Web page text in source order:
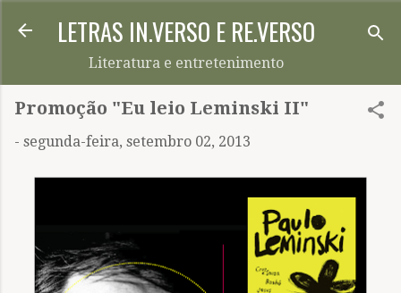
Pular para o conteúdo principal
LETRAS IN.VERSO E RE.VERSO
Literatura e entretenimento
Promoção "Eu leio Leminski II"
- segunda-feira, setembro 02, 2013